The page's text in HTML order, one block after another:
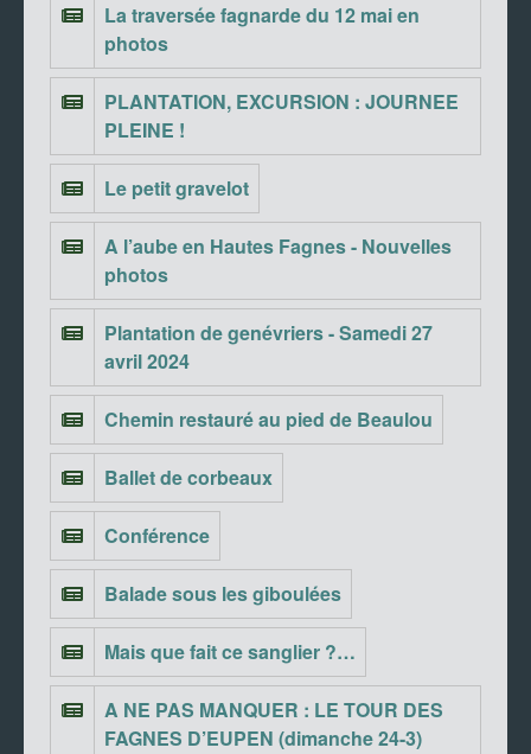
La traversée fagnarde du 12 mai en
photos
PLANTATION, EXCURSION : JOURNEE
PLEINE !
Le petit gravelot
A l’aube en Hautes Fagnes - Nouvelles
photos
Plantation de genévriers - Samedi 27
avril 2024
Chemin restauré au pied de Beaulou
Ballet de corbeaux
Conférence
Balade sous les giboulées
Mais que fait ce sanglier ?…
A NE PAS MANQUER : LE TOUR DES
FAGNES D’EUPEN (dimanche 24-3)